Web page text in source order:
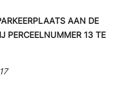
AAN DE
PERCEELNUMMER 13 TE